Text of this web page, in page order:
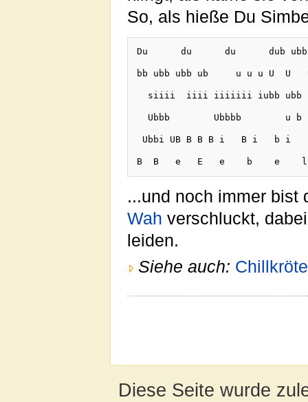
So, als hieße Du
Du      du      du      dub ubb
bb ubb ubb ub     u u u U  U
siiii  iiii iiiiiii iubb
Ubbb        Ubbbb        u
Ubbi UB B B B i   B i   b i   bi
...und noch immer
Wah verschluckt,
leiden.
Siehe auch: Chillkröte
Diese Seite wurde